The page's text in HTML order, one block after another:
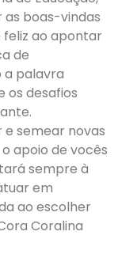
as boas-vindas
feliz ao apontar
de
a palavra
os desafios
semear novas
apoio de vocês
sempre à
em
ao escolher
Coralina